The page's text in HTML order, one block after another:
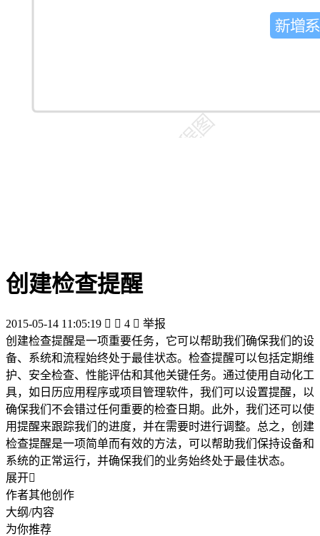
创建检查提醒
2015-05-14 11:05:19   4  举报
创建检查提醒是一项重要任务，它可以帮助我们确保我们的设
备、系统和流程始终处于最佳状态。检查提醒可以包括定期维
护、安全检查、性能评估和其他关键任务。通过使用自动化工
具，如日历应用程序或项目管理软件，我们可以设置提醒，以
确保我们不会错过任何重要的检查日期。此外，我们还可以使
用提醒来跟踪我们的进度，并在需要时进行调整。总之，创建
检查提醒是一项简单而有效的方法，可以帮助我们保持设备和
系统的正常运行，并确保我们的业务始终处于最佳状态。
展开
作者其他创作
大纲/内容
为你推荐